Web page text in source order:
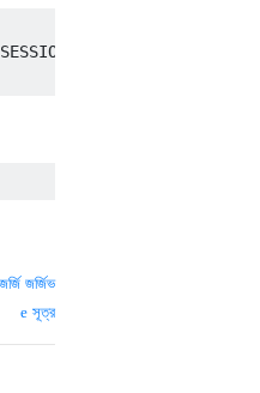
> /dev/null
জর্জি জর্জিভ
সূত্র